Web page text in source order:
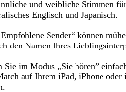
und weibliche Stimmen
Englisch und Japanisch.
Sender“ können
den Namen Ihres
im Modus „Sie hören”
auf Ihrem iPad, iPhone oder